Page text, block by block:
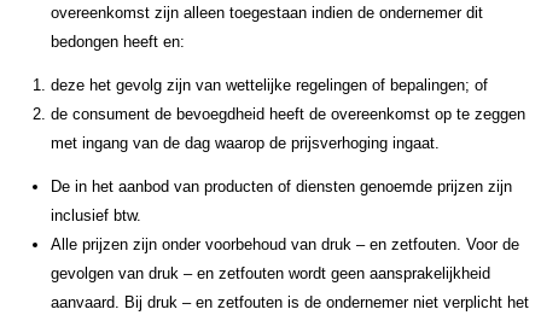
overeenkomst zijn alleen toegestaan indien de ondernemer dit
bedongen heeft en:
deze het gevolg zijn van wettelijke regelingen of bepalingen; of
de consument de bevoegdheid heeft de overeenkomst op te zeggen
met ingang van de dag waarop de prijsverhoging ingaat.
De in het aanbod van producten of diensten genoemde prijzen zijn
inclusief btw.
Alle prijzen zijn onder voorbehoud van druk – en zetfouten. Voor de
gevolgen van druk – en zetfouten wordt geen aansprakelijkheid
aanvaard. Bij druk – en zetfouten is de ondernemer niet verplicht het